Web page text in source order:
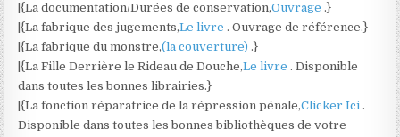
|{La documentation/Durées de conservation,Ouvrage.}
|{La fabrique des jugements,Le livre. Ouvrage de référence.}
|{La fabrique du monstre,(la couverture).}
|{La Fille Derrière le Rideau de Douche,Le livre. Disponible
dans toutes les bonnes librairies.}
|{La fonction réparatrice de la répression pénale,Clicker Ici.
Disponible dans toutes les bonnes bibliothèques de votre